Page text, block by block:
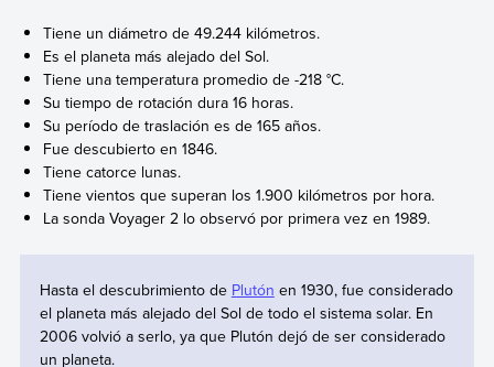
Tiene un diámetro de 49.244 kilómetros.
Es el planeta más alejado del Sol.
Tiene una temperatura promedio de -218 °C.
Su tiempo de rotación dura 16 horas.
Su período de traslación es de 165 años.
Fue descubierto en 1846.
Tiene catorce lunas.
Tiene vientos que superan los 1.900 kilómetros por hora.
La sonda Voyager 2 lo observó por primera vez en 1989.
Hasta el descubrimiento de Plutón en 1930, fue considerado
el planeta más alejado del Sol de todo el sistema solar. En
2006 volvió a serlo, ya que Plutón dejó de ser considerado
un planeta.